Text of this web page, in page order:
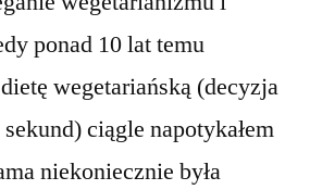
ponad 10 lat temu
wegetariańską (decyzja
ciągle napotykałem
niekoniecznie była